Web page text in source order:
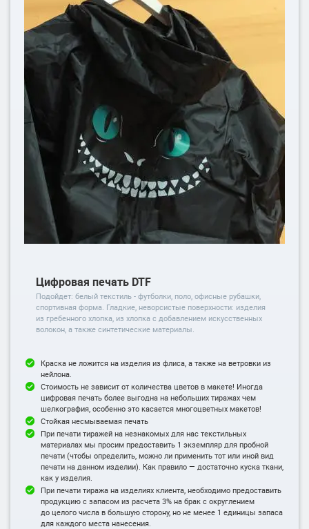
Цифровая печать DTF
Подойдет: белый текстиль - футболки, поло, офисные рубашки,
спортивная форма. Гладкие, неворсистые поверхности: изделия
из гребенного хлопка, из хлопка с добавлением искусственных
волокон, а также синтетические материалы.
Краска не ложится на изделия из флиса, а также на ветровки из
нейлона.
Стоимость не зависит от количества цветов в макете! Иногда
цифровая печать более выгодна на небольших тиражах чем
шелкография, особенно это касается многоцветных макетов!
Стойкая несмываемая печать
При печати тиражей на незнакомых для нас текстильных
материалах мы просим предоставить 1 экземпляр для пробной
печати (чтобы определить, можно ли применить тот или иной вид
печати на данном изделии). Как правило — достаточно куска ткани,
как у изделия.
При печати тиража на изделиях клиента, необходимо предоставить
продукцию с запасом из расчета 3% на брак с округлением
до целого числа в большую сторону, но не менее 1 единицы запаса
для каждого места нанесения.